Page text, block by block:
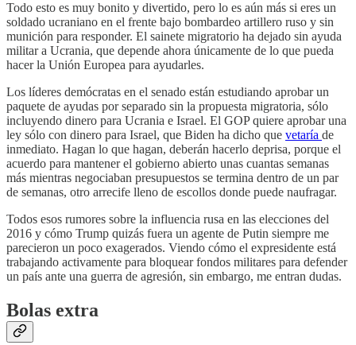
Todo esto es muy bonito y divertido, pero lo es aún más si eres un
soldado ucraniano en el frente bajo bombardeo artillero ruso y sin
munición para responder. El sainete migratorio ha dejado sin ayuda
militar a Ucrania, que depende ahora únicamente de lo que pueda
hacer la Unión Europea para ayudarles.
Los líderes demócratas en el senado están estudiando aprobar un
paquete de ayudas por separado sin la propuesta migratoria, sólo
incluyendo dinero para Ucrania e Israel. El GOP quiere aprobar una
ley sólo con dinero para Israel, que Biden ha dicho que vetaría de
inmediato. Hagan lo que hagan, deberán hacerlo deprisa, porque el
acuerdo para mantener el gobierno abierto unas cuantas semanas
más mientras negociaban presupuestos se termina dentro de un par
de semanas, otro arrecife lleno de escollos donde puede naufragar.
Todos esos rumores sobre la influencia rusa en las elecciones del
2016 y cómo Trump quizás fuera un agente de Putin siempre me
parecieron un poco exagerados. Viendo cómo el expresidente está
trabajando activamente para bloquear fondos militares para defender
un país ante una guerra de agresión, sin embargo, me entran dudas.
Bolas extra